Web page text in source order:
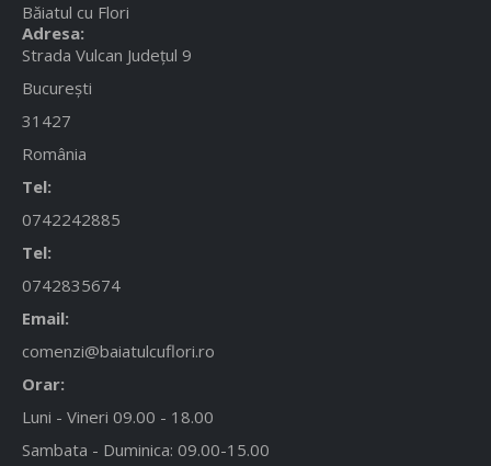
Băiatul cu Flori
Adresa:
Strada Vulcan Județul 9
București
31427
România
Tel:
0742242885
Tel:
0742835674
Email:
comenzi@baiatulcuflori.ro
Orar:
Luni - Vineri 09.00 - 18.00
Sambata - Duminica: 09.00-15.00